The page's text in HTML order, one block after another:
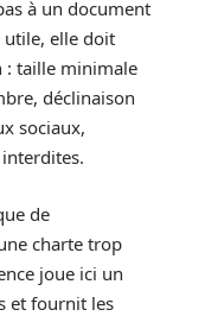
à un document
utile, elle doit
: taille minimale
déclinaison
sociaux,
de
charte trop
joue ici un
et fournit les